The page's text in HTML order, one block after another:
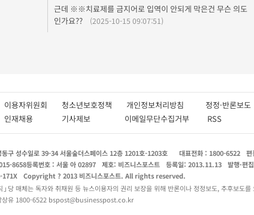
근데 ※※치료제를 금지어로 입역이 안되게 막은건 무슨 의도
인가요??
(2025-10-15 09:07:51)
이용자위원회 청소년보호정책 개인정보처리방침 정정·반론보도
인재채용 기사제보 이메일무단수집거부 RSS
동구 성수일로 39-34 서울숲더스페이스 12층 1201호-1203호 대표전화 : 1800-6522
8658등록번호 : 서울 아 02897 제호: 비즈니스포스트 등록일: 2013.11.13 발행·편
171X
Copyright ? 2013 비즈니스포스트. All rights reserved.
당 매체는 독자와 취재원 등 뉴스이용자의 권리 보장을 위해 반론이나 정정보도, 추후보도
상유 1800-6522 bspost@businesspost.co.kr